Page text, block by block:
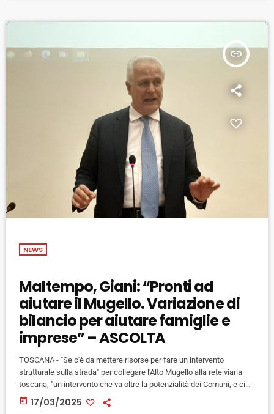
insert_link
NEWS
Maltempo, Giani: “Pronti ad
aiutare il Mugello. Variazione di
bilancio per aiutare famiglie e
imprese” – ASCOLTA
TOSCANA - "Se c'è da mettere risorse per fare un intervento
strutturale sulla strada" per collegare l'Alto Mugello alla rete viaria
toscana, "un intervento che va oltre la potenzialità dei Comuni, e ci
vuole una consapevolezza di risorse da metterci da parte della
Regione, noi siamo pronti". Lo ha detto Eugenio Giani, presidente
today 17/03/2025